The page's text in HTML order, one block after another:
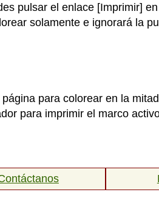
pulsar el enlace [Imprimir]
solamente e ignorará la
para colorear en la
para imprimir el marco